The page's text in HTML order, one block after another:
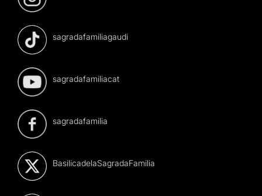
sagradafamiliagaudi
sagradafamiliacat
sagradafamilia
BasilicadelaSagradaFamilia